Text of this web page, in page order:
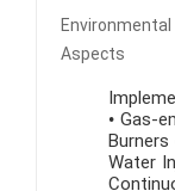
Environmental
Aspects
• Gas-
Water